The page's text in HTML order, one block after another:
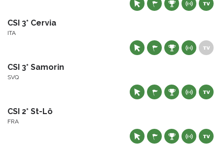
CSI 3* Cervia
ITA
CSI 3* Samorin
SVQ
CSI 2* St-Lô
FRA